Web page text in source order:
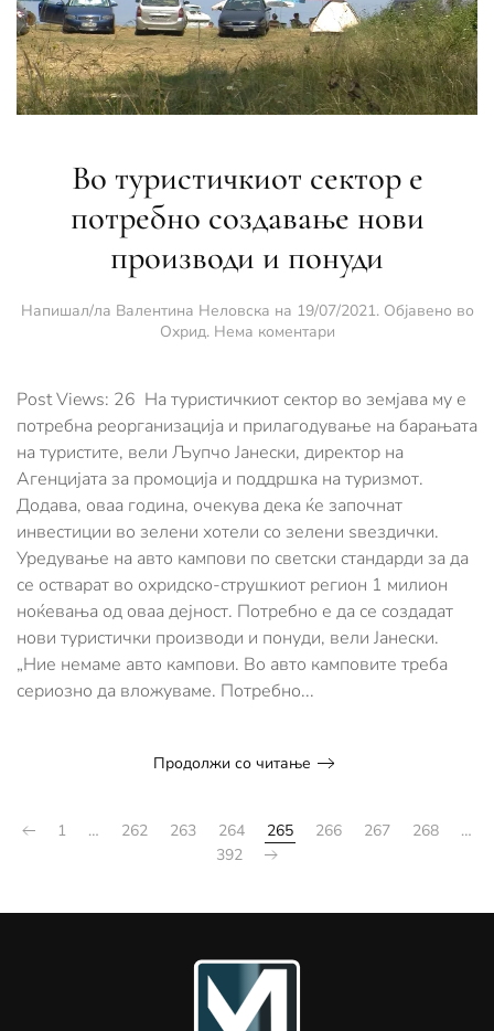
Во туристичкиот сектор e
потребно создавање нови
производи и понуди
Напишал/ла Валентина Неловска на 19/07/2021. Објавено во
Охрид. Нема коментариза
сектор
потребно
создавање
нови
производи
понуди
Post Views: 26 На туристичкиот сектор во земјава му е
потребна реорганизација и прилагодување на барањата
на туристите, вели Љупчо Јанески, директор на
Агенцијата за промоција и поддршка на туризмот.
Додава, оваа година, очекува дека ќе започнат
инвестиции во зелени хотели со зелени ѕвездички.
Уредување на авто кампови по светски стандарди за да
се остварат во охридско-струшкиот регион 1 милион
ноќевања од оваа дејност. Потребно е да се создадат
нови туристички производи и понуди, вели Јанески.
„Ние немаме авто кампови. Во авто камповите треба
сериозно да вложуваме. Потребно...
Продолжи со читање
1 … 262 263 264 265 266 267 268
…
392